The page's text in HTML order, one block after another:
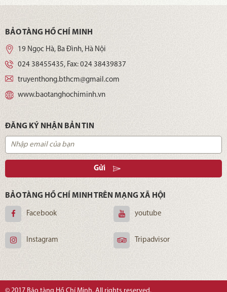
BẢO TÀNG HỒ CHÍ MINH
19 Ngọc Hà, Ba Đình, Hà Nội
024 38455435, Fax: 024 38439837
truyenthong.bthcm@gmail.com
www.baotanghochiminh.vn
ĐĂNG KÝ NHẬN BẢN TIN
Gửi
BẢO TÀNG HỒ CHÍ MINH TRÊN MẠNG XÃ HỘI
Facebook youtube
Instagram Tripadvisor